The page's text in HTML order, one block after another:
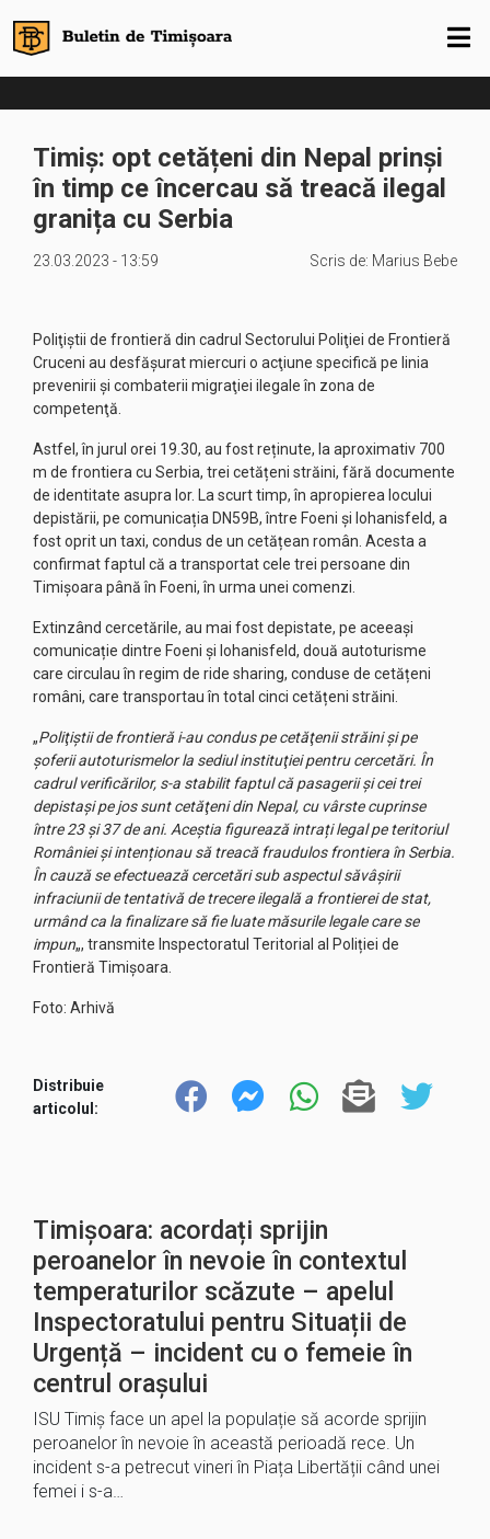
Timiș: opt cetățeni din Nepal prinși
în timp ce încercau să treacă ilegal
granița cu Serbia
23.03.2023 - 13:59 Scris de: Marius Bebe
Poliţiştii de frontieră din cadrul Sectorului Poliţiei de Frontieră
Cruceni au desfăşurat miercuri o acţiune specifică pe linia
prevenirii şi combaterii migraţiei ilegale în zona de
competenţă.
Astfel, în jurul orei 19.30, au fost reținute, la aproximativ 700
m de frontiera cu Serbia, trei cetățeni străini, fără documente
de identitate asupra lor. La scurt timp, în apropierea locului
depistării, pe comunicația DN59B, între Foeni și Iohanisfeld, a
fost oprit un taxi, condus de un cetățean român. Acesta a
confirmat faptul că a transportat cele trei persoane din
Timișoara până în Foeni, în urma unei comenzi.
Extinzând cercetările, au mai fost depistate, pe aceeași
comunicație dintre Foeni și Iohanisfeld, două autoturisme
care circulau în regim de ride sharing, conduse de cetățeni
români, care transportau în total cinci cetățeni străini.
„Poliţiştii de frontieră i-au condus pe cetăţenii străini şi pe
şoferii autoturismelor la sediul instituţiei pentru cercetări. În
cadrul verificărilor, s-a stabilit faptul că pasagerii și cei trei
depistași pe jos sunt cetăţeni din Nepal, cu vârste cuprinse
între 23 şi 37 de ani. Aceștia figurează intrați legal pe teritoriul
României și intenționau să treacă fraudulos frontiera în Serbia.
În cauză se efectuează cercetări sub aspectul săvâșirii
infraciunii de tentativă de trecere ilegală a frontierei de stat,
urmând ca la finalizare să fie luate măsurile legale care se
impun„, transmite Inspectoratul Teritorial al Poliției de
Frontieră Timișoara.
Foto: Arhivă
Distribuie
articolul:
Timișoara: acordați sprijin
peroanelor în nevoie în contextul
temperaturilor scăzute – apelul
Inspectoratului pentru Situații de
Urgență – incident cu o femeie în
centrul orașului
ISU Timiș face un apel la populație să acorde sprijin
peroanelor în nevoie în această perioadă rece. Un
incident s-a petrecut vineri în Piața Libertății când unei
femei i s-a…